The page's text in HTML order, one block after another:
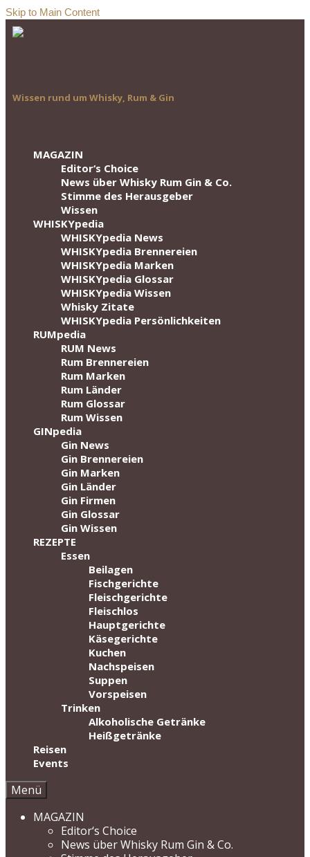
Skip to Main Content
Wissen rund um Whisky, Rum & Gin
MAGAZIN
Editor‘s Choice
News über Whisky Rum Gin & Co.
Stimme des Herausgeber
Wissen
WHISKYpedia
WHISKYpedia News
WHISKYpedia Brennereien
WHISKYpedia Marken
WHISKYpedia Glossar
WHISKYpedia Wissen
Whisky Zitate
WHISKYpedia Persönlichkeiten
RUMpedia
RUM News
Rum Brennereien
Rum Marken
Rum Länder
Rum Glossar
Rum Wissen
GINpedia
Gin News
Gin Brennereien
Gin Marken
Gin Länder
Gin Firmen
Gin Glossar
Gin Wissen
REZEPTE
Essen
Beilagen
Fischgerichte
Fleischgerichte
Fleischlos
Hauptgerichte
Käsegerichte
Kuchen
Nachspeisen
Suppen
Vorspeisen
Trinken
Alkoholische Getränke
Heißgetränke
Reisen
Events
Menü
MAGAZIN
Editor‘s Choice
News über Whisky Rum Gin & Co.